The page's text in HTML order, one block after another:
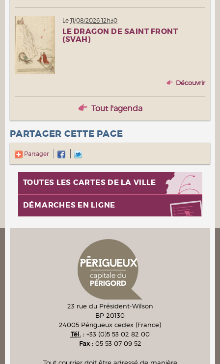
Le 11/08/2026 12h30
LE DRAGON DE SAINT FRONT
(SVAH)
Découvrir
Tout l'agenda
PARTAGER CETTE PAGE
Partager
TOUTES LES CARTES DE LA VILLE
DÉMARCHES EN LIGNE
23 rue du Président-Wilson
BP 20130
24005 Périgueux cedex (France)
Tél.: +33 (0)5 53 02 82 00
Fax : 05 53 07 09 52